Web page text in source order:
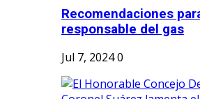
Recomendaciones
responsable del gas
Jul 7, 20240